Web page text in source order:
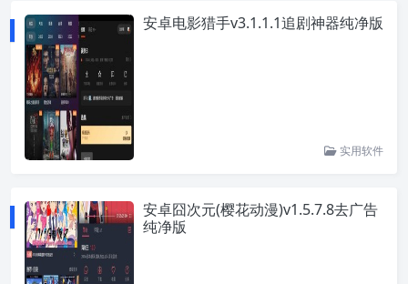
安卓电影猎手v3.1.1.1追剧神器纯净版
实用软件
安卓囧次元(樱花动漫)v1.5.7.8去广告
纯净版